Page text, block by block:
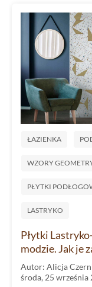
ŁAZIENKA
WZORY
PŁYTKI
LASTRYKO
Płytki
modzie. Jak je
Autor: Alicja
środa, 25 września